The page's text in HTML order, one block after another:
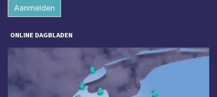
Aanmelden
ONLINE DAGBLADEN